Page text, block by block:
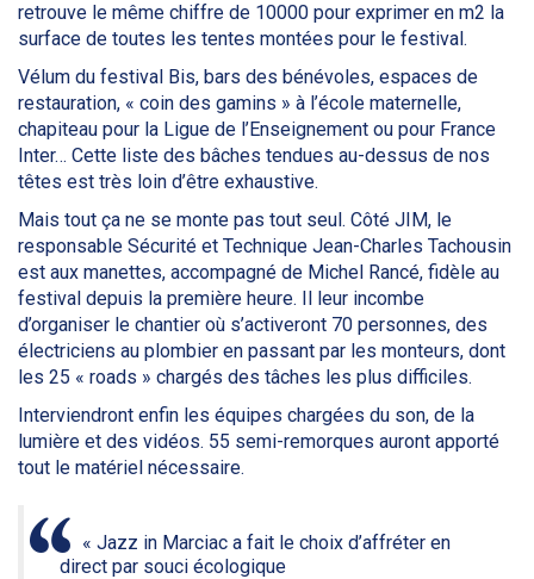
retrouve le même chiffre de 10000 pour exprimer en m2 la
surface de toutes les tentes montées pour le festival.
Vélum du festival Bis, bars des bénévoles, espaces de
restauration, « coin des gamins » à l’école maternelle,
chapiteau pour la Ligue de l’Enseignement ou pour France
Inter… Cette liste des bâches tendues au-dessus de nos
têtes est très loin d’être exhaustive.
Mais tout ça ne se monte pas tout seul. Côté JIM, le
responsable Sécurité et Technique Jean-Charles Tachousin
est aux manettes, accompagné de Michel Rancé, fidèle au
festival depuis la première heure. Il leur incombe
d’organiser le chantier où s’activeront 70 personnes, des
électriciens au plombier en passant par les monteurs, dont
les 25 « roads » chargés des tâches les plus difficiles.
Interviendront enfin les équipes chargées du son, de la
lumière et des vidéos. 55 semi-remorques auront apporté
tout le matériel nécessaire.
« Jazz in Marciac a fait le choix d’affréter en
direct par souci écologique